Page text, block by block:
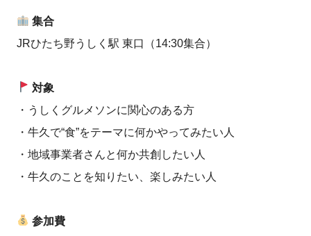
集合
JRひたち野うしく駅 東口（14:30集合）
対象
・うしくグルメソンに関心のある方
・牛久で“食”をテーマに何かやってみたい人
・地域事業者さんと何か共創したい人
・牛久のことを知りたい、楽しみたい人
参加費